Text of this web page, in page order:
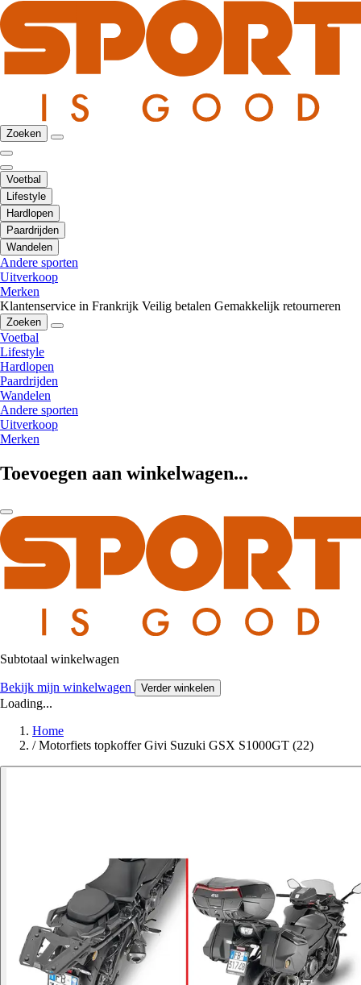
Zoeken
Voetbal
Lifestyle
Hardlopen
Paardrijden
Wandelen
Andere sporten
Uitverkoop
Merken
Klantenservice in Frankrijk Veilig betalen Gemakkelijk retourneren
Zoeken
Voetbal
Lifestyle
Hardlopen
Paardrijden
Wandelen
Andere sporten
Uitverkoop
Merken
Toevoegen aan winkelwagen...
Subtotaal winkelwagen
Bekijk mijn winkelwagen Verder winkelen
Loading...
Home
/ Motorfiets topkoffer Givi Suzuki GSX S1000GT (22)